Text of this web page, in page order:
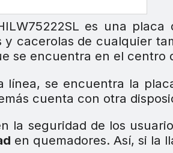
es una
y cacerolas de cualquier
se encuentra en el centro
línea, se encuentra la
cuenta con otra
la seguridad de los
en quemadores. Así, si la